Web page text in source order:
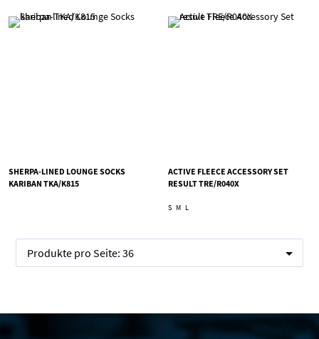
SHERPA-LINED LOUNGE SOCKS
KARIBAN TKA/K815
ACTIVE FLEECE ACCESSORY SET
RESULT TRE/R040X
S M L
Produkte pro Seite: 36